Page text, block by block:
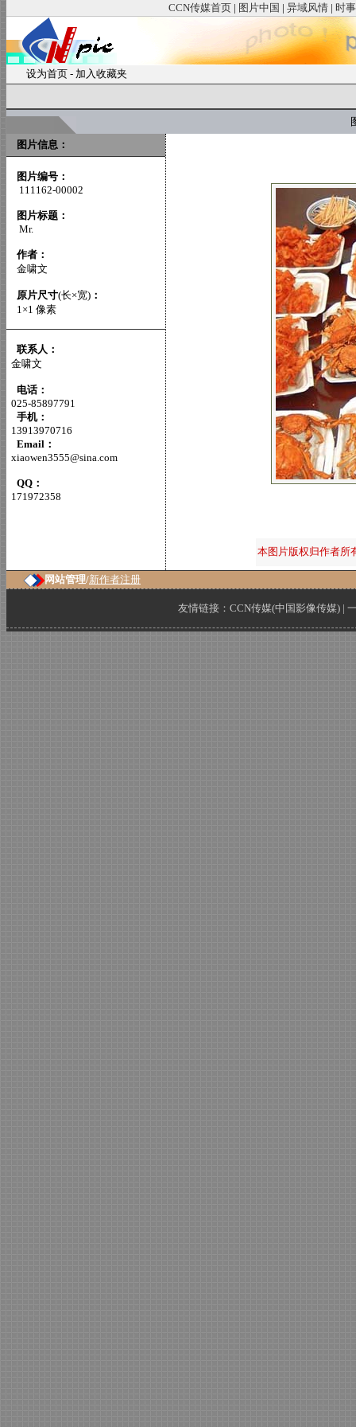
CCN传媒首页 | 图片中国 | 异域风情 | 时
设为首页 - 加入收藏夹
图片信息：
图片编号：
111162-00002
图片标题：
Mr.
作者：
金啸文
原片尺寸(长×宽) ：
1×1 像素
联系人：
金啸文
电话：
025-85897791
手机：
13913970716
Email：
xiaowen3555@sina.com
QQ：
171972358
本图片版权归作者所
网站管理/新作者注册
友情链接： CCN传媒(中国影像传媒) |